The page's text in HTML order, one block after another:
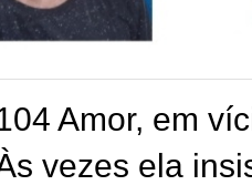
Amor, em
vezes ela